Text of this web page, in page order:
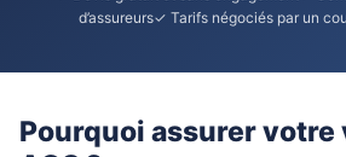
d’assureurs✓ Tarifs négociés par un
Pourquoi assurer votre